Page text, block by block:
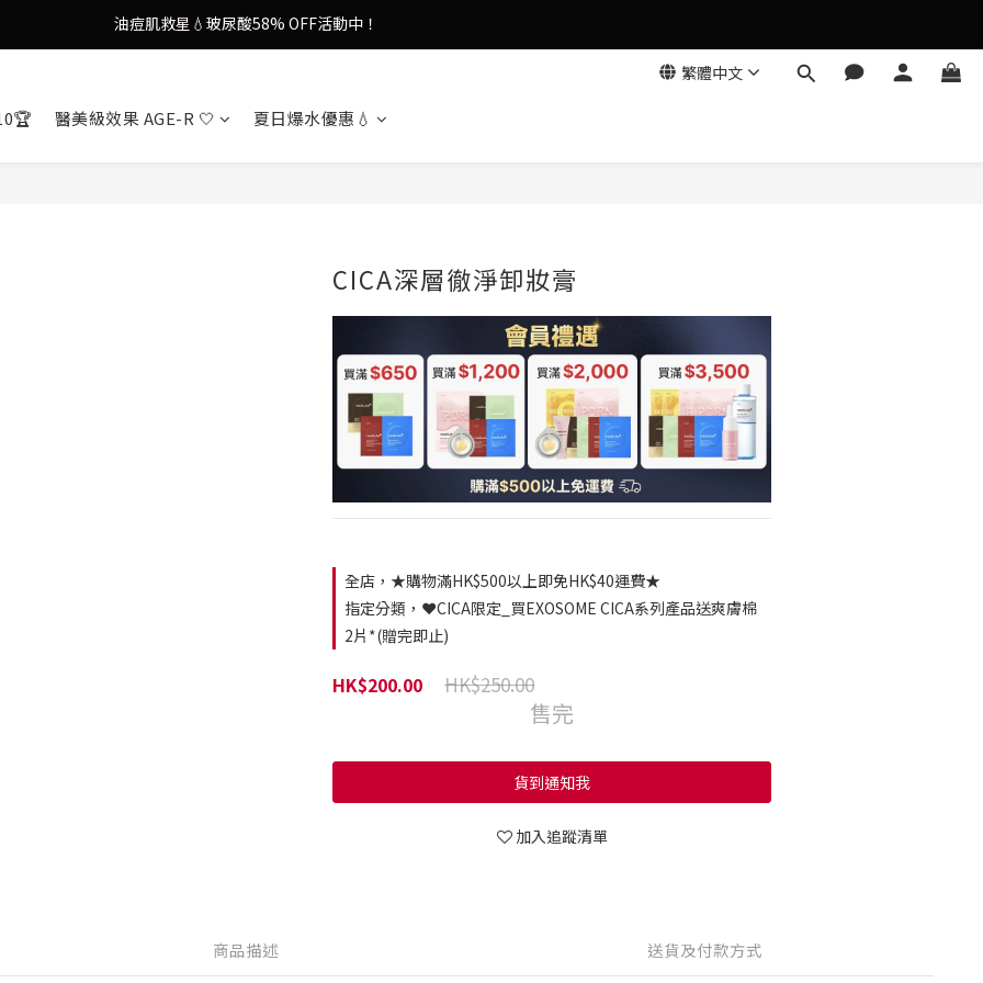
9in1多功能美容儀🌸護膚效果UP！
果凍噴霧！一噴即現美白光透肌✨
繁體中文
醫美級效果 AGE-R 🤍 夏日爆水優惠💧
CICA深層徹淨卸妝膏
全店，★購物滿HK$500以上即免HK$40運費★
指定分類，❤️CICA限定_買EXOSOME CICA系列產品送爽膚棉
2片*(贈完即止)
HK$200.00 HK$250.00
售完
貨到通知我
加入追蹤清單
商品描述 送貨及付款方式